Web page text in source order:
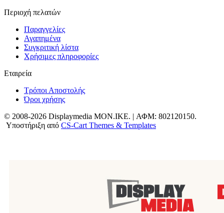
Περιοχή πελατών
Παραγγελίες
Αγαπημένα
Συγκριτική λίστα
Χρήσιμες πληροφορίες
Εταιρεία
Τρόποι Αποστολής
Όροι χρήσης
© 2008-2026 Displaymedia MON.IKE. | ΑΦΜ: 802120150.
Υποστήριξη από CS-Cart Themes & Templates